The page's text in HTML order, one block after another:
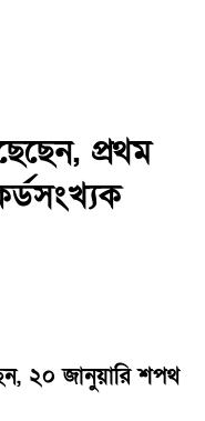
প্রথম
২০ জানুয়ারি শপথ